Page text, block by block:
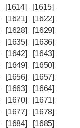
[1614]
[1615]
[1621]
[1622]
[1628]
[1629]
[1635]
[1636]
[1642]
[1643]
[1649]
[1650]
[1656]
[1657]
[1663]
[1664]
[1670]
[1671]
[1677]
[1678]
[1684]
[1685]